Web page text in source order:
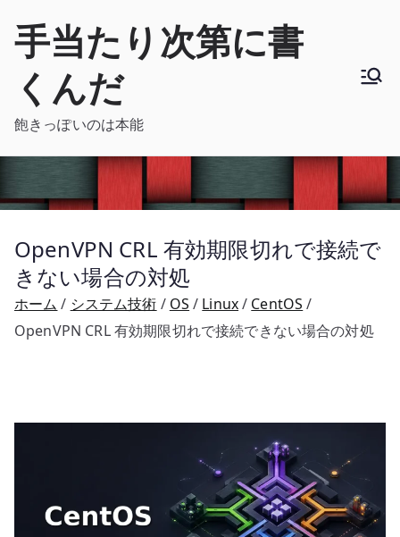
手当たり次第に書
くんだ
飽きっぽいのは本能
OpenVPN CRL 有効期限切れで接続で
きない場合の対処
ホーム システム技術 OS Linux
CentOS
OpenVPN CRL 有効期限切れで接続できない場合の対処